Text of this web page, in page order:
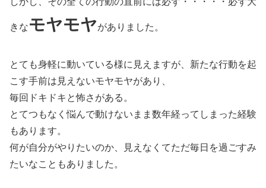
きなモヤモヤがありました。
とても身軽に動いている様に見えますが、新たな行動を起
こす手前は見えないモヤモヤがあり、
毎回ドキドキと怖さがある。
とてつもなく悩んで動けないまま数年経ってしまった経験
もあります。
何が自分がやりたいのか、見えなくてただ毎日を過ごすみ
たいなこともありました。